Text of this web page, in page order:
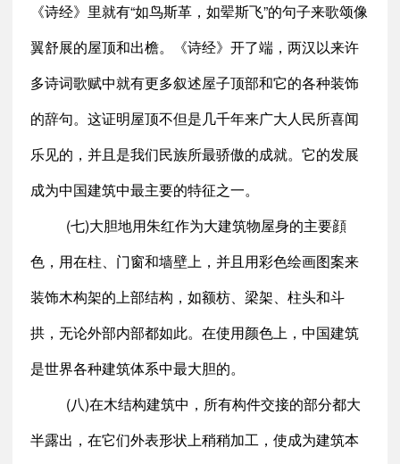
《诗经》里就有“如鸟斯革，如翚斯飞”的句子来歌颂像
翼舒展的屋顶和出檐。《诗经》开了端，两汉以来许
多诗词歌赋中就有更多叙述屋子顶部和它的各种装饰
的辞句。这证明屋顶不但是几千年来广大人民所喜闻
乐见的，并且是我们民族所最骄傲的成就。它的发展
成为中国建筑中最主要的特征之一。
(七)大胆地用朱红作为大建筑物屋身的主要顔
色，用在柱、门窗和墙壁上，并且用彩色绘画图案来
装饰木构架的上部结构，如额枋、梁架、柱头和斗
拱，无论外部内部都如此。在使用颜色上，中国建筑
是世界各种建筑体系中最大胆的。
(八)在木结构建筑中，所有构件交接的部分都大
半露出，在它们外表形状上稍稍加工，使成为建筑本